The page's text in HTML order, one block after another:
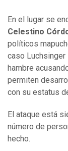
En el lugar se
Celestino
políticos
caso
hambre
permiten
con su estatus
El ataque está
número de
hecho.